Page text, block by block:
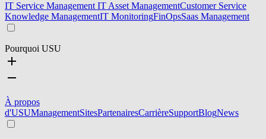
IT Service Management IT Asset ManagementCustomer Service
Knowledge ManagementIT MonitoringFinOpsSaas Management
Pourquoi USU
À propos
d'USUManagementSitesPartenairesCarrièreSupportBlogNews